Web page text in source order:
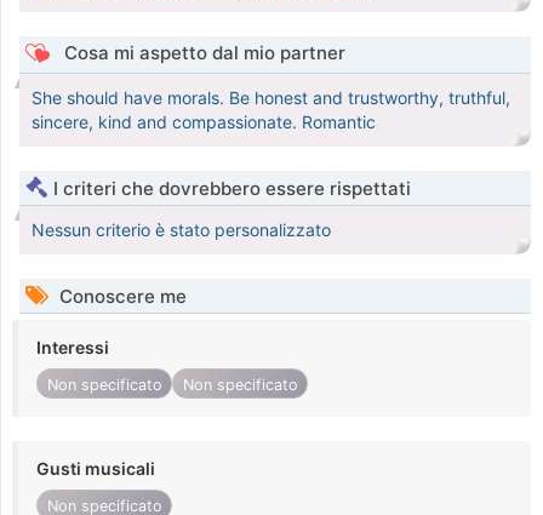
Cosa mi aspetto dal mio partner
She should have morals. Be honest and trustworthy, truthful,
sincere, kind and compassionate. Romantic
I criteri che dovrebbero essere rispettati
Nessun criterio è stato personalizzato
Conoscere me
Interessi
Non specificato Non specificato
Gusti musicali
Non specificato